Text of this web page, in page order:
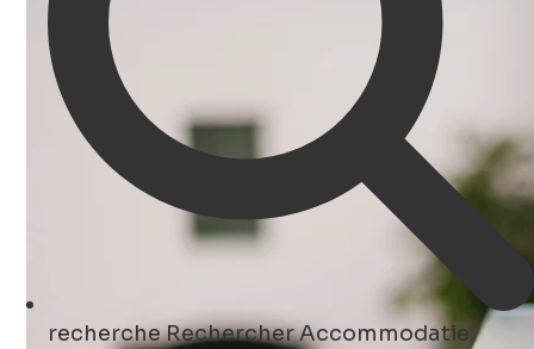
rechercheRechercher Accommodatie